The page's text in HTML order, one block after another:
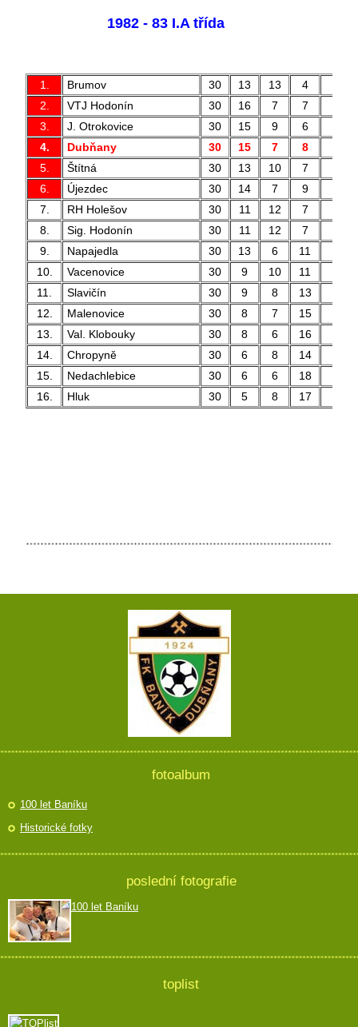
1982 - 83 I.A třída
1. Brumov 30 13 13 4
2.
VTJ Hodonín 30 16 7 7
3.
J. Otrokovice 30 15 9 6
4.
Dubňany 30 15 7 8
5.
Štítná 30 13 10 7
6.
Újezdec 30 14 7 9
7.
RH Holešov 30 11 12 7
8.
Sig. Hodonín 30 11 12 7
9.
Napajedla 30 13 6 11
10.
Vacenovice 30 9 10 11
11.
Slavičín 30 9 8 13
12.
Malenovice 30 8 7 15
13.
Val. Klobouky 30 8 6 16
14.
Chropyně 30 6 8 14
15.
Nedachlebice 30 6 6 18
16.
Hluk 30 5 8 17
fotoalbum
100 let Baníku
Historické fotky
poslední fotografie
100 let Baníku
toplist